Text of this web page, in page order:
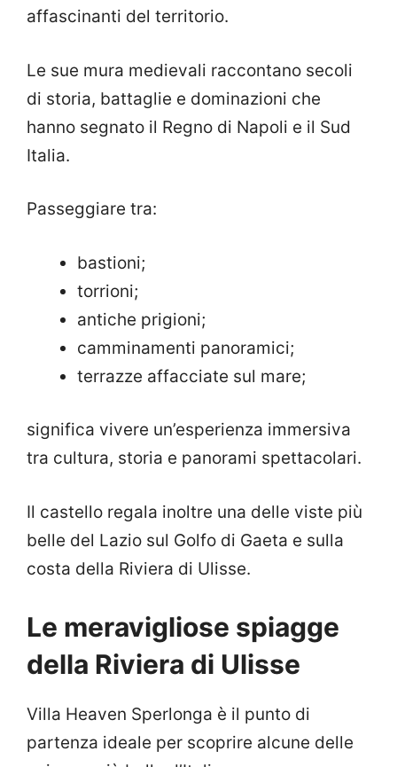
affascinanti del territorio.
Le sue mura medievali raccontano secoli
di storia, battaglie e dominazioni che
hanno segnato il Regno di Napoli e il Sud
Italia.
Passeggiare tra:
bastioni;
torrioni;
antiche prigioni;
camminamenti panoramici;
terrazze affacciate sul mare;
significa vivere un’esperienza immersiva
tra cultura, storia e panorami spettacolari.
Il castello regala inoltre una delle viste più
belle del Lazio sul Golfo di Gaeta e sulla
costa della Riviera di Ulisse.
Le meravigliose spiagge
della Riviera di Ulisse
Villa Heaven Sperlonga è il punto di
partenza ideale per scoprire alcune delle